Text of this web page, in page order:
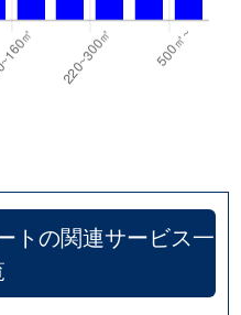
トの関連サービス一